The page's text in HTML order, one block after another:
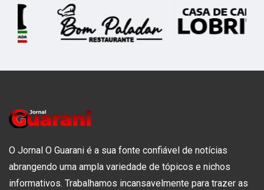
O Jornal O Guarani é a sua fonte confiável de notícias
abrangendo uma ampla variedade de tópicos e nichos
informativos. Trabalhamos incansavelmente para trazer as